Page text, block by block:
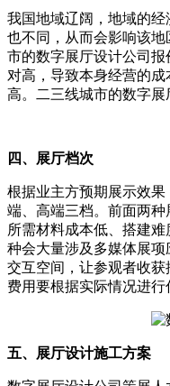
我国地域辽阔，地域的
也不同，从而会影响该
市的数字展厅设计公司
对高，导致本身经营的
高。二三线城市的数字展
四、展厅档次
根据业主方预期展示效
端、高端三档。前面两种
所需材料成本低、搭建
种会大量涉及多媒体展
交互空间，让参观者收
费用要根据实际情况进行
五、展厅设计施工方案